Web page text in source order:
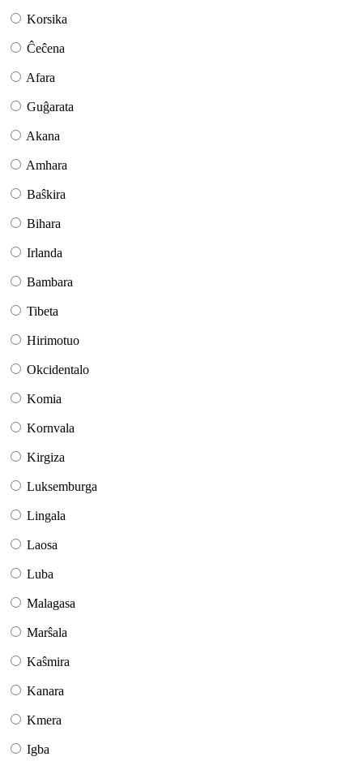
Korsika
Ĉeĉena
Afara
Guĝarata
Akana
Amhara
Baŝkira
Bihara
Irlanda
Bambara
Tibeta
Hirimotuo
Okcidentalo
Komia
Kornvala
Kirgiza
Luksemburga
Lingala
Laosa
Luba
Malagasa
Marŝala
Kaŝmira
Kanara
Kmera
Igba